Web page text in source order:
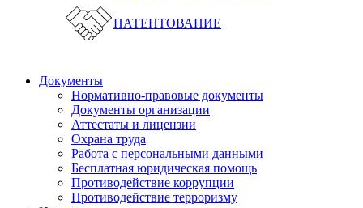
ПАТЕНТОВАНИЕ
Документы
Нормативно-правовые документы
Документы организации
Аттестаты и лицензии
Охрана труда
Работа с персональными данными
Бесплатная юридическая помощь
Противодействие коррупции
Противодействие терроризму